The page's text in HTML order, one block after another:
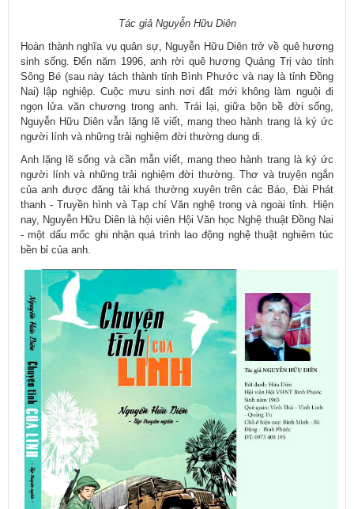
Tác giả Nguyễn Hữu Diên
Hoàn thành nghĩa vụ quân sự, Nguyễn Hữu Diên trở về quê hương
sinh sống. Đến năm 1996, anh rời quê hương Quảng Trị vào tỉnh
Sông Bé (sau này tách thành tỉnh Bình Phước và nay là tỉnh Đồng
Nai) lập nghiệp. Cuộc mưu sinh nơi đất mới không làm nguội đi
ngọn lửa văn chương trong anh. Trái lại, giữa bộn bề đời sống,
Nguyễn Hữu Diên vẫn lặng lẽ viết, mang theo hành trang là ký ức
người lính và những trải nghiệm đời thường dung dị.
Anh lặng lẽ sống và cần mẫn viết, mang theo hành trang là ký ức
người lính và những trải nghiệm đời thường. Thơ và truyện ngắn
của anh được đăng tải khá thường xuyên trên các Báo, Đài Phát
thanh - Truyền hình và Tạp chí Văn nghệ trong và ngoài tỉnh. Hiện
nay, Nguyễn Hữu Diên là hội viên Hội Văn học Nghệ thuật Đồng Nai
- một dấu mốc ghi nhận quá trình lao động nghệ t​​​huật nghiêm túc
bền bỉ của anh.